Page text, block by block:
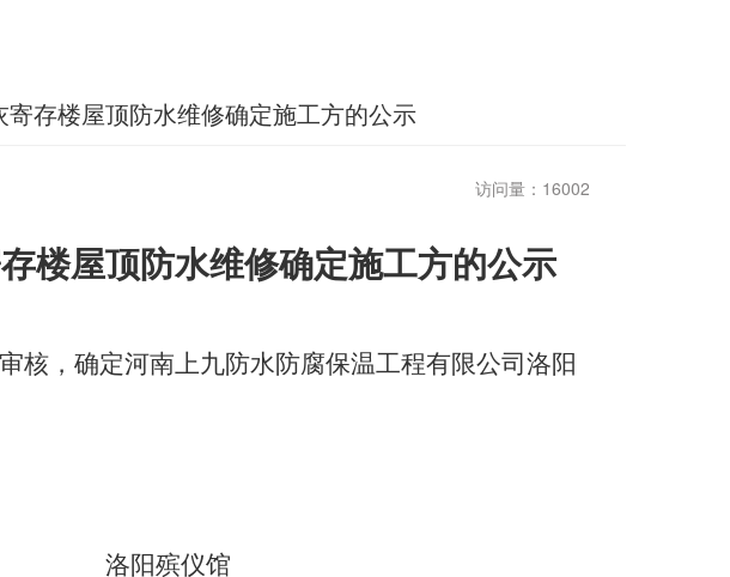
存楼屋顶防水维修确定施工方的公示
访问量：16002
楼屋顶防水维修确定施工方的公示
核，确定河南上九防水防腐保温工程有限公司洛阳
洛阳殡仪馆